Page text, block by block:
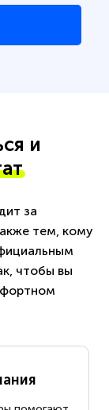
и
за
тем, кому
чтобы вы